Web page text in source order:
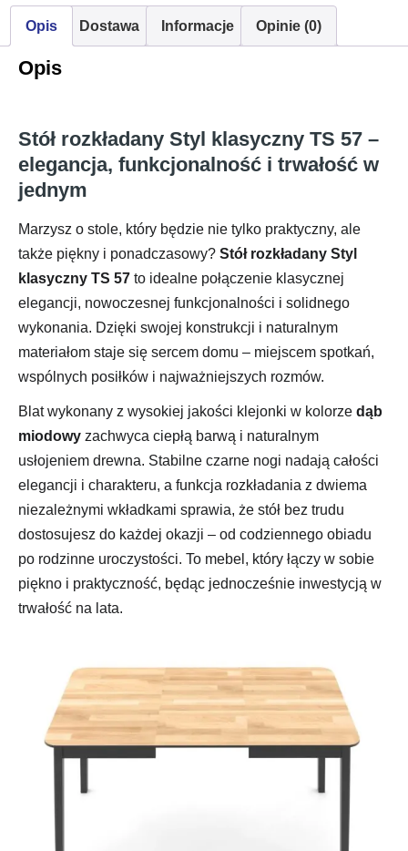
Opis Dostawa Informacje Opinie (0)
Opis
Stół rozkładany Styl klasyczny TS 57 –
elegancja, funkcjonalność i trwałość w
jednym
Marzysz o stole, który będzie nie tylko praktyczny, ale
także piękny i ponadczasowy? Stół rozkładany Styl
klasyczny TS 57 to idealne połączenie klasycznej
elegancji, nowoczesnej funkcjonalności i solidnego
wykonania. Dzięki swojej konstrukcji i naturalnym
materiałom staje się sercem domu – miejscem spotkań,
wspólnych posiłków i najważniejszych rozmów.
Blat wykonany z wysokiej jakości klejonki w kolorze dąb
miodowy zachwyca ciepłą barwą i naturalnym
usłojeniem drewna. Stabilne czarne nogi nadają całości
elegancji i charakteru, a funkcja rozkładania z dwiema
niezależnymi wkładkami sprawia, że stół bez trudu
dostosujesz do każdej okazji – od codziennego obiadu
po rodzinne uroczystości. To mebel, który łączy w sobie
piękno i praktyczność, będąc jednocześnie inwestycją w
trwałość na lata.